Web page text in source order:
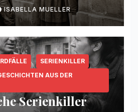
ISABELLA MUELLER
SERIENKILLER
AUS DER
Serienkiller